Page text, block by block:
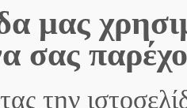
μας
σας
την